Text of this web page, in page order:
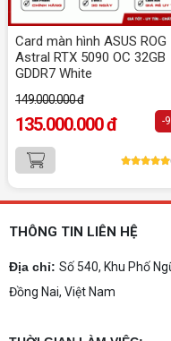
10+
Gợi
2026
tín,
hình
phá
phù
tối
Card màn hình ASUS ROG
Astral RTX 5090 OC 32GB
GDDR7 White
149.000.000 đ
135.000.000 đ -
THÔNG TIN LIÊN HỆ
Địa chỉ: Số 540, Khu Phố
Đồng Nai, Việt Nam